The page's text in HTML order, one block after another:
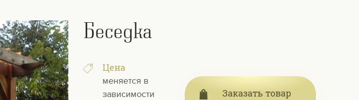
Беседка
Цена
меняется в
зависимости
Заказать товар